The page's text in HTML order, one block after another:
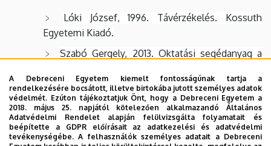
Lóki József, 1996. Távérzékelés. Kossuth
Egyetemi Kiadó.
Szabó Gergely, 2013. Oktatási segédanyag a
tárgyhoz.
Ajánlott szakirodalom
Detrekői Ákos – Szabó György, 2013.
A Debreceni Egyetem kiemelt fontosságúnak tartja a
rendelkezésére bocsátott, illetve birtokába jutott személyes adatok
védelmét. Ezúton tájékoztatjuk Önt, hogy a Debreceni Egyetem a
2018. május 25. napjától kötelezően alkalmazandó Általános
Adatvédelmi Rendelet alapján felülvizsgálta folyamatait és
beépítette a GDPR előírásait az adatkezelési és adatvédelmi
tevékenységébe. A felhasználók személyes adatait a Debreceni